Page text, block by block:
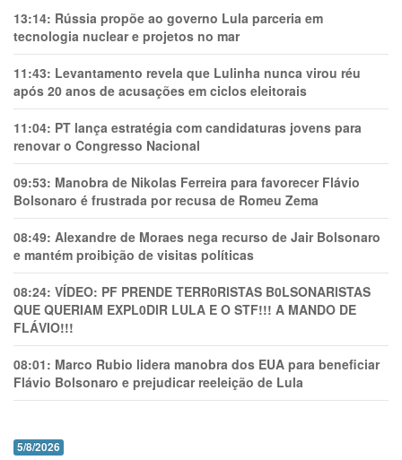
13:14: Rússia propõe ao governo Lula parceria em
tecnologia nuclear e projetos no mar
11:43: Levantamento revela que Lulinha nunca virou réu
após 20 anos de acusações em ciclos eleitorais
11:04: PT lança estratégia com candidaturas jovens para
renovar o Congresso Nacional
09:53: Manobra de Nikolas Ferreira para favorecer Flávio
Bolsonaro é frustrada por recusa de Romeu Zema
08:49: Alexandre de Moraes nega recurso de Jair Bolsonaro
e mantém proibição de visitas políticas
08:24: VÍDEO: PF PRENDE TERR0RlSTAS B0LSONARlSTAS
QUE QUERIAM EXPL0DlR LULA E O STF!!! A MANDO DE
FLÁVIO!!!
08:01: Marco Rubio lidera manobra dos EUA para beneficiar
Flávio Bolsonaro e prejudicar reeleição de Lula
5/8/2026